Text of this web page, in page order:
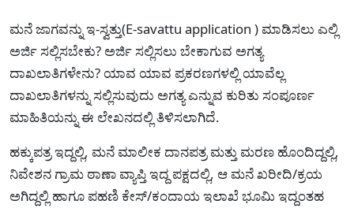
ಮನೆ ಜಾಗವನ್ನು ಇ-ಸ್ವತ್ತು(E-savattu application ) ಮಾಡಿಸಲು ಎಲ್ಲಿ
ಅರ್ಜಿ ಸಲ್ಲಿಸಬೇಕು? ಅರ್ಜಿ ಸಲ್ಲಿಸಲು ಬೇಕಾಗುವ ಅಗತ್ಯ
ದಾಖಲಾತಿಗಳೇನು? ಯಾವ ಯಾವ ಪ್ರಕರಣಗಳಲ್ಲಿ ಯಾವೆಲ್ಲ
ದಾಖಲಾತಿಗಳನ್ನು ಸಲ್ಲಿಸುವುದು ಅಗತ್ಯ ಎನ್ನುವ ಕುರಿತು ಸಂಪೂರ್ಣ
ಮಾಹಿತಿಯನ್ನು ಈ ಲೇಖನದಲ್ಲಿ ತಿಳಿಸಲಾಗಿದೆ.
ಹಕ್ಕುಪತ್ರ ಇದ್ದಲ್ಲಿ, ಮನೆ ಮಾಲೀಕ ದಾನಪತ್ರ ಮತ್ತು ಮರಣ ಹೊಂದಿದ್ದಲ್ಲಿ,
ನಿವೇಶನ ಗ್ರಾಮ ಠಾಣಾ ವ್ಯಾಪ್ತಿ ಇದ್ದ ಪಕ್ಷದಲ್ಲಿ, ಆ ಮನೆ ಖರೀದಿ/ಕ್ರಯ
ಅಗಿದ್ದಲ್ಲಿ ಹಾಗೂ ಪಹಣಿ ಕೇಸ್/ಕಂದಾಯ ಇಲಾಖೆ ಭೂಮಿ ಇದ್ದಂತಹ